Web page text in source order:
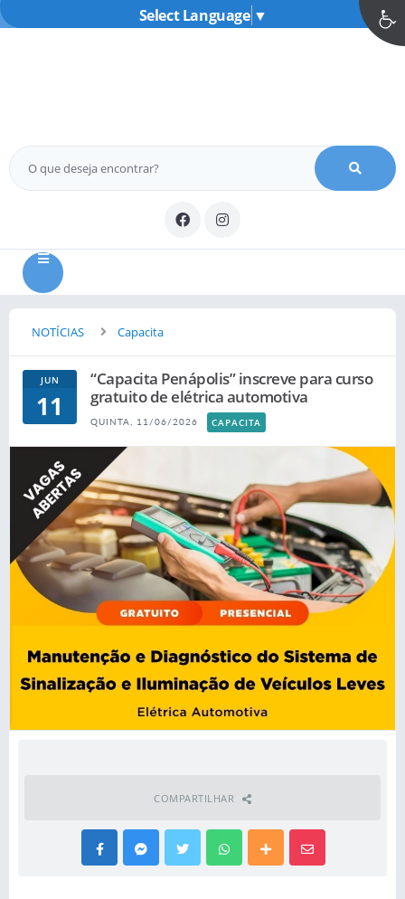
Select Language ▼
NOTÍCIAS Capacita
JUN
11
“Capacita Penápolis” inscreve para curso
gratuito de elétrica automotiva
QUINTA, 11/06/2026 CAPACITA
COMPARTILHAR